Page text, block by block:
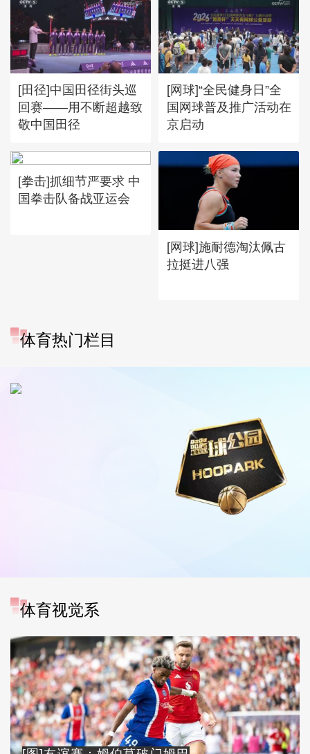
[田径]中国田径街头巡
回赛——用不断超越致
敬中国田径
[网球]“全民健身日”全
国网球普及推广活动在
京启动
[拳击]抓细节严要求 中
国拳击队备战亚运会
[网球]施耐德淘汰佩古
拉挺进八强
体育热门栏目
体育视觉系